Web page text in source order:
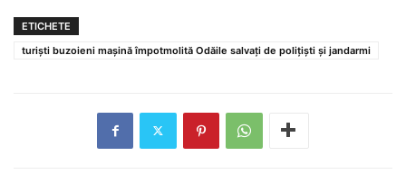
ETICHETE
turiști buzoieni mașină împotmolită Odăile salvați de polițiști și jandarmi